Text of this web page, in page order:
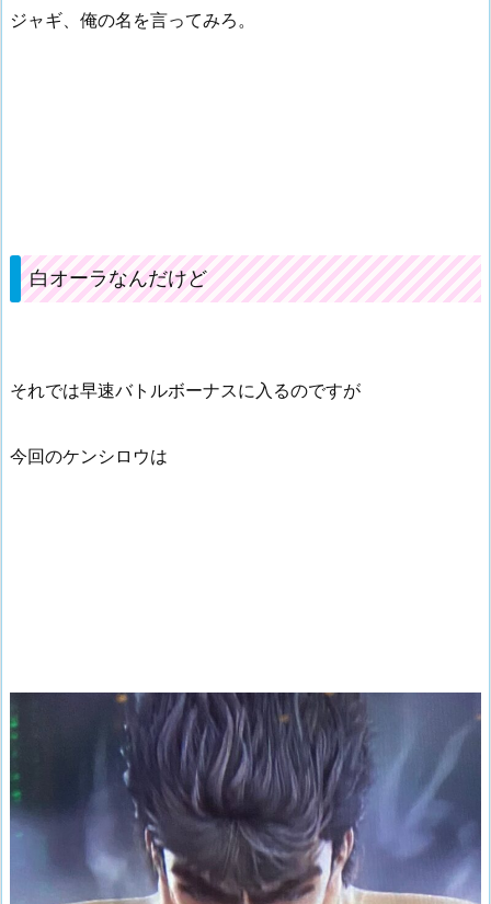
ジャギ、俺の名を言ってみろ。
白オーラなんだけど
それでは早速バトルボーナスに入るのですが
今回のケンシロウは